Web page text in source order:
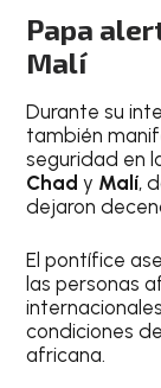
Papa
Malí
Durante su
también
seguridad en
Chad y Malí,
dejaron
El pontífice
las personas
condiciones
africana.